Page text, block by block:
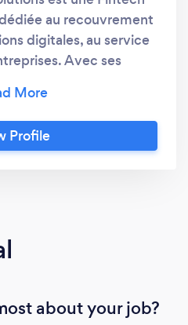
au recouvrement
digitales, au service
Avec ses
est le partenaire de
Plus de 10 000
peuvent ainsi être
de 50 pays. Créances
positionne aussi en
paiement du BNPL, en
is not Pay Never&quot;
Profile
about your job?